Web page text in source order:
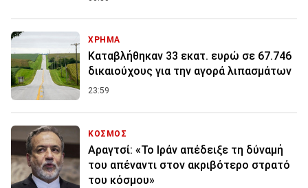
ΧΡΗΜΑ
Καταβλήθηκαν 33 εκατ. ευρώ σε 67.746
δικαιούχους για την αγορά λιπασμάτων
23:59
ΚΟΣΜΟΣ
Αραγτσί: «Το Ιράν απέδειξε τη δύναμή
του απέναντι στον ακριβότερο στρατό
του κόσμου»